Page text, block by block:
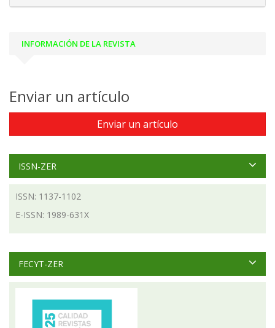
INFORMACIÓN DE LA REVISTA
Enviar un artículo
Enviar un artículo
ISSN-ZER
ISSN: 1137-1102
E-ISSN: 1989-631X
FECYT-ZER